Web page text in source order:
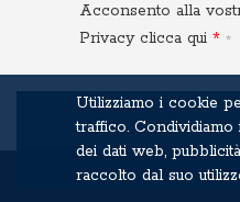
Acconsento alla
Privacyclicca qui
© 2015 Terre
Utilizziamo i cookie
traffico.
dei dati web,
raccolto dal suo